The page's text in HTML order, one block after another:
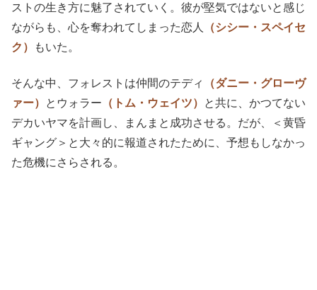
ストの生き方に魅了されていく。彼が堅気ではないと感じ
ながらも、心を奪われてしまった恋人
（シシー・スペイセ
ク）
もいた。
そんな中、フォレストは仲間のテディ
（ダニー・グローヴ
ァー）
とウォラー （トム・ウェイツ）
と共に、かつてない
デカいヤマを計画し、まんまと成功させる。だが、＜黄昏
ギャング＞と大々的に報道されたために、予想もしなかっ
た危機にさらされる。